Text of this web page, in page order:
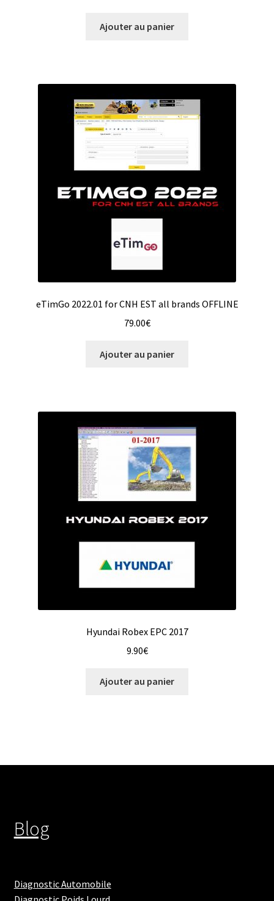
Ajouter au panier
eTimGo 2022.01 for CNH EST all brands OFFLINE
79.00€
Ajouter au panier
Hyundai Robex EPC 2017
9.90€
Ajouter au panier
Blog
Diagnostic Automobile